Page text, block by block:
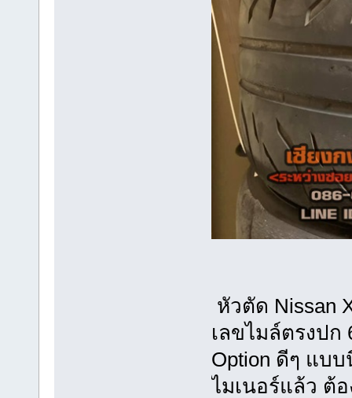
หัวตัด
เลขไม
Option
ไมเนอ